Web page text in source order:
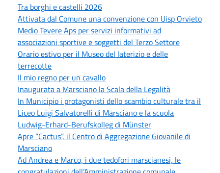
Tra borghi e castelli 2026
Attivata dal Comune una convenzione con Uisp Orvieto
Medio Tevere Aps per servizi informativi ad
associazioni sportive e soggetti del Terzo Settore
Orario estivo per il Museo del laterizio e delle
terrecotte
Il mio regno per un cavallo
Inaugurata a Marsciano la Scala della Legalità
In Municipio i protagonisti dello scambio culturale tra il
Liceo Luigi Salvatorelli di Marsciano e la scuola
Ludwig-Erhard-Berufskolleg di Münster
Apre “Cactus”, il Centro di Aggregazione Giovanile di
Marsciano
Ad Andrea e Marco, i due tedofori marscianesi, le